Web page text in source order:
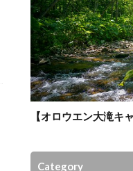
【オロウエン大滝キ
Category